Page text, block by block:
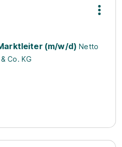
(m/w/d) Netto
Co. KG